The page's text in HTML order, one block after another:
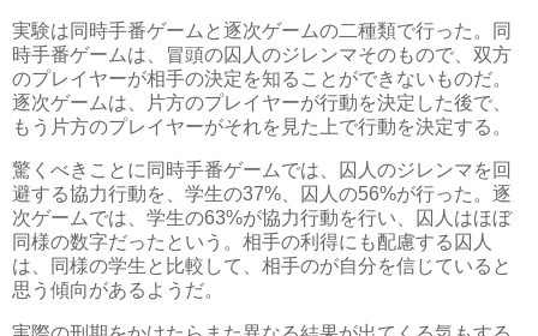
実験は同時手番ゲームと逐次ゲームの二種類で行った。同
時手番ゲームは、冒頭の囚人のジレンマそのもので、双方
のプレイヤーが相手の決定を知ることができないものだ。
逐次ゲームは、片方のプレイヤーが行動を決定した後で、
もう片方のプレイヤーがそれを見た上で行動を決定する。
驚くべきことに同時手番ゲームでは、囚人のジレンマを回
避する協力行動を、学生の37%、囚人の56%が行った。逐
次ゲームでは、学生の63%が協力行動を行い、囚人はほぼ
同様の数字だったという。相手の利得にも配慮する囚人
は、同様の学生と比較して、相手のが自分を信じていると
思う傾向があるようだ。